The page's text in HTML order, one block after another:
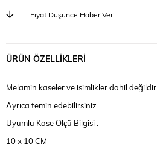
Fiyat Düşünce Haber Ver
ÜRÜN ÖZELLIKLERI
Melamin kaseler ve isimlikler dahil değildir.
Ayrıca temin edebilirsiniz.
Uyumlu Kase Ölçü Bilgisi :
10 x 10 CM